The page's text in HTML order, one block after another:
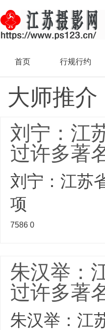
首页 行规行约
大师推介
刘宁：江
过许多著
刘宁：江苏
项
7586 0
朱汉举：
过许多著
朱汉举：江